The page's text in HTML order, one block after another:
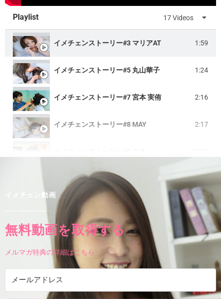
Playlist 17 Videos
イメチェンストーリー#3 マリアAT 1:59
イメチェンストーリー#5 丸山華子 1:24
イメチェンストーリー#7 宮本 実侑 2:16
イメチェンストーリー#8 MAY 2:17
イメチェンストーリー#10 百合根 杏 12:11
イメチェンストーリー#2 R.I.O 2:39
イメチェンストーリー#11 かお 17:57
イメチェンストーリー#4 倉井那奈
イメチェン動画
無料動画を取得する
メルマガ特典の詳細はこちら